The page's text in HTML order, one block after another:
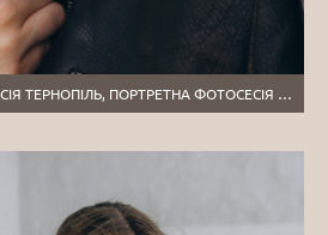
ІНДИВІДУАЛЬНА ФОТОСЕСІЯ ТЕРНОПІЛЬ, ПОРТРЕТНА ФОТОСЕСІЯ ТЕРНОПІЛЬ, ВУЛИЧНА ЗЙОМКА ЛЬВІВ, ФОТОГРАФ ТЕРНОПІЛЬ